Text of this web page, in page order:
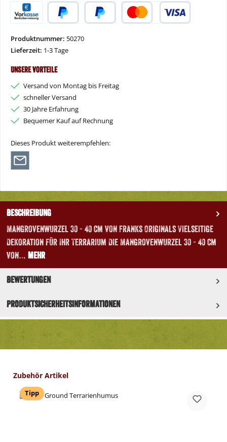
Produktnummer: 50270
Lieferzeit: 1-3 Tage
Unsere Vorteile
Versand von Montag bis Freitag
schneller Versand
30 Jahre Erfahrung
Bequemer Kauf auf Rechnung
Dieses Produkt weiterempfehlen:
Beschreibung
Mangrovenwurzel 30 - 40 cm von Franks Originals Vielseitige
Dekoration für Ihr Terrarium Die Mangrovenwurzel 30 - 40 cm
von… Mehr
Bewertungen
Produktsicherheitsinformationen
Produktgalerie überspringen
Zubehör Artikel
Tipp